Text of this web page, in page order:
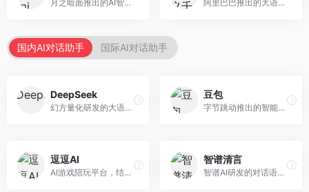
月之暗面推出的AI智能助手，核心优势在于超长文本处理能力，支持20万字以上文档分析。面向学术研究者、职场人士和内容创作者，提供文档解读、PPT生成、联网搜索等综合服务。 阿里巴巴推出的大语言模型平台，提供对话问答、文档处理、图像理解、代码编写等全方位AI服务。面向企业用户和个人开发者，集成阿里云生态，支持多模态交互，企业级安全保障。
国内AI对话助手 国际AI对话助手
DeepSeek
幻方量化研发的大语言模型平台，专注于深度推理和代码生成能力。面向开发者、研究人员和技术爱好者，提供强大的逻辑推理和数学计算功能，开源生态完善，API接口友好。
豆包
字节跳动推出的智能对话助手平台，提供文本创作、知识问答、英语学习等多种AI服务。面向普通用户和内容创作者，支持多轮对话和文件解析，免费使用，响应速度快，中文理解能力强。
逗逗AI
AI游戏陪玩平台，结合游戏理解和自然语言交互技术。面向游戏玩家，提供游戏攻略、陪玩互动、社交聊天等服务，游戏知识丰富，互动体验有趣。
智谱清言
智谱AI研发的对话语言模型，支持中英双语交互。面向中文用户和开发者，提供知识问答、代码编写、文档解读等服务，开源生态完善，学术研究背景深厚。